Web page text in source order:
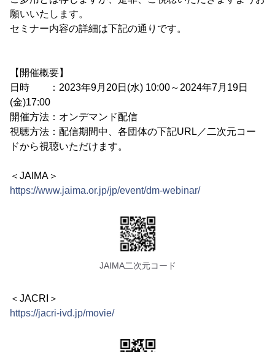
願いいたします。
セミナー内容の詳細は下記の通りです。
【開催概要】
日時 ：2023年9月20日(水) 10:00～2024年7月19日
(金)17:00
開催方法：オンデマンド配信
視聴方法：配信期間中、各団体の下記URL／二次元コー
ドから視聴いただけます。
＜JAIMA＞
https://www.jaima.or.jp/jp/event/dm-webinar/
JAIMA二次元コード
＜JACRI＞
https://jacri-ivd.jp/movie/